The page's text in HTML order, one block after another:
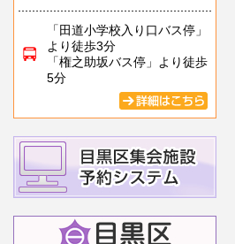
「田道小学校入り口バス停」
より徒歩3分
「権之助坂バス停」より徒歩
5分